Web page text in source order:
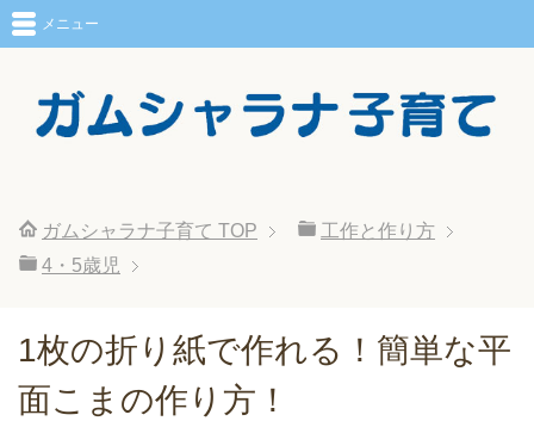
メニュー
ガムシャラナ子育て TOP
工作と作り方
4・5歳児
1枚の折り紙で作れる！簡単な平
面こまの作り方！